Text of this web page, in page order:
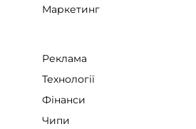
Маркетинг
Реклама
Технології
Фінанси
Чипи